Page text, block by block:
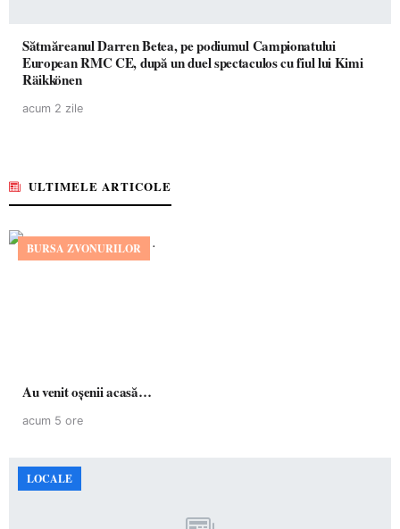
Sătmăreanul Darren Betea, pe podiumul Campionatului
European RMC CE, după un duel spectaculos cu fiul lui Kimi
Räikkönen
acum 2 zile
ULTIMELE ARTICOLE
BURSA ZVONURILOR
Au venit oșenii acasă…
acum 5 ore
LOCALE